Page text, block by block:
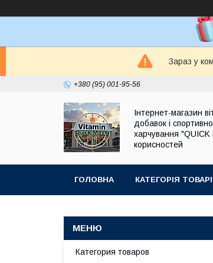
Зараз у
+380 (95) 001-95-56
Інтернет-магазин
добавок і
харчування "QUICK
корисностей
ГОЛОВНА КАТЕГОРІЯ
Категория товаров